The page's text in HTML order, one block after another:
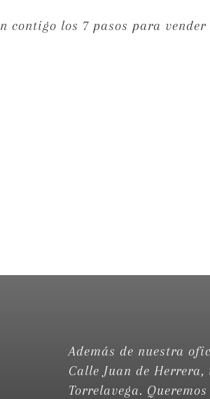
contigo los 7 pasos para
Además de nuestra
Calle Juan de
Torrelavega.